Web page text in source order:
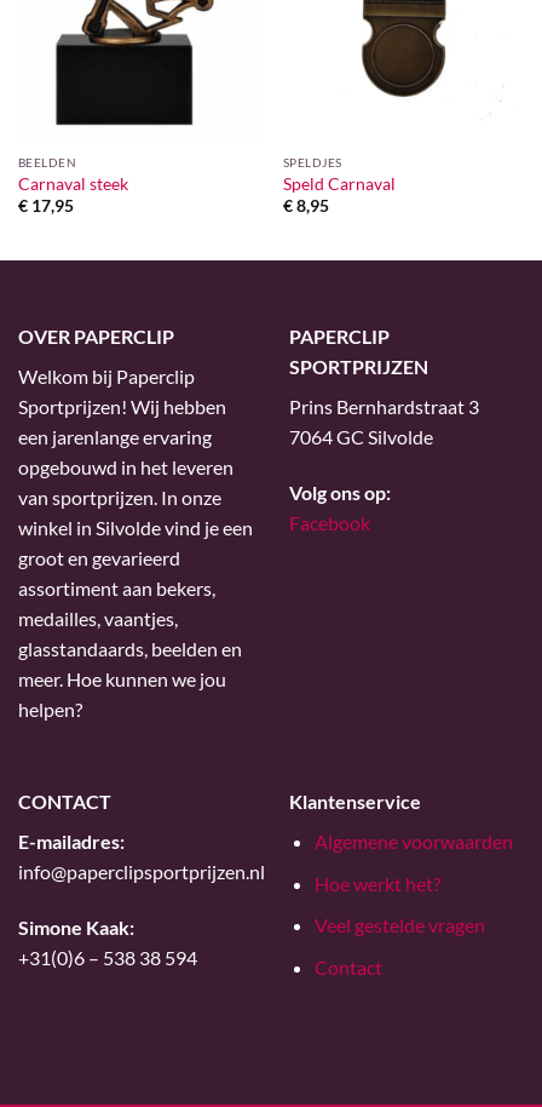
BEELDEN
Carnaval steek
€17,95
SPELDJES
Speld Carnaval
€8,95
OVER PAPERCLIP
Welkom bij Paperclip
Sportprijzen! Wij hebben
een jarenlange ervaring
opgebouwd in het leveren
van sportprijzen. In onze
winkel in Silvolde vind je een
groot en gevarieerd
assortiment aan bekers,
medailles, vaantjes,
glasstandaards, beelden en
meer. Hoe kunnen we jou
helpen?
PAPERCLIP
SPORTPRIJZEN
Prins Bernhardstraat 3
7064 GC Silvolde
Volg ons op:
Facebook
CONTACT
E-mailadres:
info@paperclipsportprijzen.nl
Simone Kaak:
+31(0)6 – 538 38 594
Klantenservice
Algemene voorwaarden
Hoe werkt het?
Veel gestelde vragen
Contact